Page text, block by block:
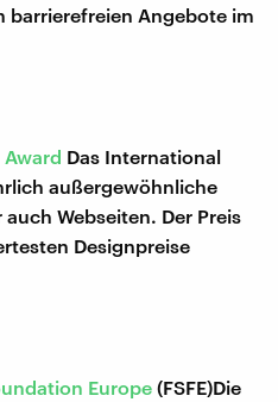
barrierefreien Angebote im
Das International
außergewöhnliche
Webseiten. Der Preis
Designpreise
Europe (FSFE)Die